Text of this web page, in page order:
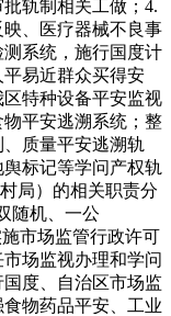
轨制相关工做；4.
、医疗器械不良事
系统，施行国度计
易近群众买得安
特种设备平安监视
平安逃溯系统；整
质量平安逃溯轨
标记等学问产权轨
局）的相关职责分
随机、一公
市场监管行政许可
场监视办理和学问
度、自治区市场监
物药品平安、工业